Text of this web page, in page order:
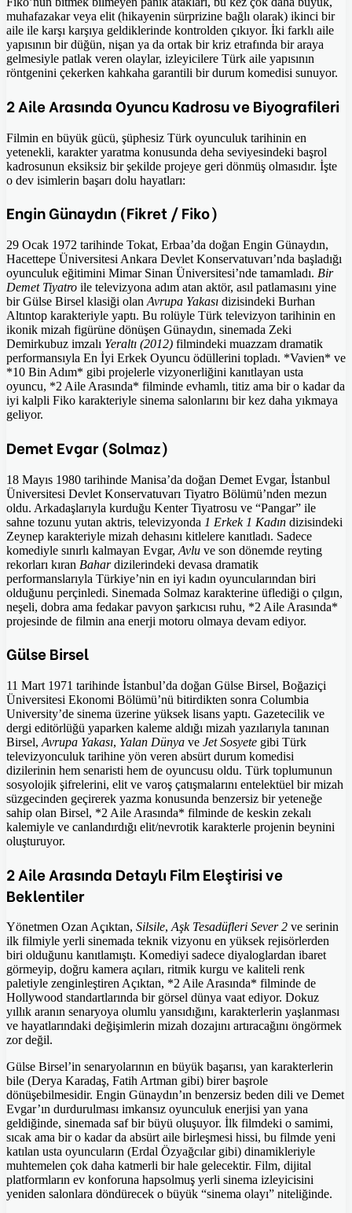
muhafazakar veya elit (hikayenin sürprizine bağlı olarak) ikinci bir
aile ile karşı karşıya geldiklerinde kontrolden çıkıyor. İki farklı aile
yapısının bir düğün, nişan ya da ortak bir kriz etrafında bir araya
gelmesiyle patlak veren olaylar, izleyicilere Türk aile yapısının
röntgenini çekerken kahkaha garantili bir durum komedisi sunuyor.
2 Aile Arasında Oyuncu Kadrosu ve Biyografileri
Filmin en büyük gücü, şüphesiz Türk oyunculuk tarihinin en
yetenekli, karakter yaratma konusunda deha seviyesindeki başrol
kadrosunun eksiksiz bir şekilde projeye geri dönmüş olmasıdır. İşte
o dev isimlerin başarı dolu hayatları:
Engin Günaydın (Fikret / Fiko)
29 Ocak 1972 tarihinde Tokat, Erbaa’da doğan Engin Günaydın,
Hacettepe Üniversitesi Ankara Devlet Konservatuvarı’nda başladığı
oyunculuk eğitimini Mimar Sinan Üniversitesi’nde tamamladı. Bir
Demet Tiyatro ile televizyona adım atan aktör, asıl patlamasını yine
bir Gülse Birsel klasiği olan Avrupa Yakası dizisindeki Burhan
Altıntop karakteriyle yaptı. Bu rolüyle Türk televizyon tarihinin en
ikonik mizah figürüne dönüşen Günaydın, sinemada Zeki
Demirkubuz imzalı Yeraltı (2012) filmindeki muazzam dramatik
performansıyla En İyi Erkek Oyuncu ödüllerini topladı. *Vavien* ve
*10 Bin Adım* gibi projelerle vizyonerliğini kanıtlayan usta
oyuncu, *2 Aile Arasında* filminde evhamlı, titiz ama bir o kadar da
iyi kalpli Fiko karakteriyle sinema salonlarını bir kez daha yıkmaya
geliyor.
Demet Evgar (Solmaz)
18 Mayıs 1980 tarihinde Manisa’da doğan Demet Evgar, İstanbul
Üniversitesi Devlet Konservatuvarı Tiyatro Bölümü’nden mezun
oldu. Arkadaşlarıyla kurduğu Kenter Tiyatrosu ve “Pangar” ile
sahne tozunu yutan aktris, televizyonda 1 Erkek 1 Kadın dizisindeki
Zeynep karakteriyle mizah dehasını kitlelere kanıtladı. Sadece
komediyle sınırlı kalmayan Evgar, Avlu ve son dönemde reyting
rekorları kıran Bahardizilerindeki devasa dramatik
performanslarıyla Türkiye’nin en iyi kadın oyuncularından biri
olduğunu perçinledi. Sinemada Solmaz karakterine üflediği o çılgın,
neşeli, dobra ama fedakar pavyon şarkıcısı ruhu, *2 Aile Arasında*
projesinde de filmin ana enerji motoru olmaya devam ediyor.
Gülse Birsel
11 Mart 1971 tarihinde İstanbul’da doğan Gülse Birsel, Boğaziçi
Üniversitesi Ekonomi Bölümü’nü bitirdikten sonra Columbia
University’de sinema üzerine yüksek lisans yaptı. Gazetecilik ve
dergi editörlüğü yaparken kaleme aldığı mizah yazılarıyla tanınan
Birsel, Avrupa Yakası, Yalan Dünya ve Jet Sosyete gibi Türk
televizyonculuk tarihine yön veren absürt durum komedisi
dizilerinin hem senaristi hem de oyuncusu oldu. Türk toplumunun
sosyolojik şifrelerini, elit ve varoş çatışmalarını entelektüel bir mizah
süzgecinden geçirerek yazma konusunda benzersiz bir yeteneğe
sahip olan Birsel, *2 Aile Arasında* filminde de keskin zekalı
kalemiyle ve canlandırdığı elit/nevrotik karakterle projenin beynini
oluşturuyor.
2 Aile Arasında Detaylı Film Eleştirisi ve
Beklentiler
Yönetmen Ozan Açıktan, Silsile,Aşk Tesadüfleri Sever 2 ve serinin
ilk filmiyle yerli sinemada teknik vizyonu en yüksek rejisörlerden
biri olduğunu kanıtlamıştı. Komediyi sadece diyaloglardan ibaret
görmeyip, doğru kamera açıları, ritmik kurgu ve kaliteli renk
paletiyle zenginleştiren Açıktan, *2 Aile Arasında* filminde de
Hollywood standartlarında bir görsel dünya vaat ediyor. Dokuz
yıllık aranın senaryoya olumlu yansıdığını, karakterlerin yaşlanması
ve hayatlarındaki değişimlerin mizah dozajını artıracağını öngörmek
zor değil.
Gülse Birsel’in senaryolarının en büyük başarısı, yan karakterlerin
bile (Derya Karadaş, Fatih Artman gibi) birer başrole
dönüşebilmesidir. Engin Günaydın’ın benzersiz beden dili ve Demet
Evgar’ın durdurulması imkansız oyunculuk enerjisi yan yana
geldiğinde, sinemada saf bir büyü oluşuyor. İlk filmdeki o samimi,
sıcak ama bir o kadar da absürt aile birleşmesi hissi, bu filmde yeni
katılan usta oyuncuların (Erdal Özyağcılar gibi) dinamikleriyle
muhtemelen çok daha katmerli bir hale gelecektir. Film, dijital
platformların ev konforuna hapsolmuş yerli sinema izleyicisini
yeniden salonlara döndürecek o büyük “sinema olayı” niteliğinde.